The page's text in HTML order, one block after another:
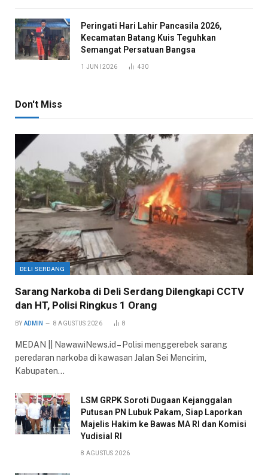
Peringati Hari Lahir Pancasila 2026,
Kecamatan Batang Kuis Teguhkan
Semangat Persatuan Bangsa
1 JUNI 2026 430
Don't Miss
DELI SERDANG
Sarang Narkoba di Deli Serdang Dilengkapi CCTV
dan HT, Polisi Ringkus 1 Orang
BY ADMIN 8 AGUSTUS 2026 8
MEDAN || NawawiNews.id – Polisi menggerebek sarang
peredaran narkoba di kawasan Jalan Sei Mencirim,
Kabupaten…
LSM GRPK Soroti Dugaan Kejanggalan
Putusan PN Lubuk Pakam, Siap Laporkan
Majelis Hakim ke Bawas MA RI dan Komisi
Yudisial RI
8 AGUSTUS 2026